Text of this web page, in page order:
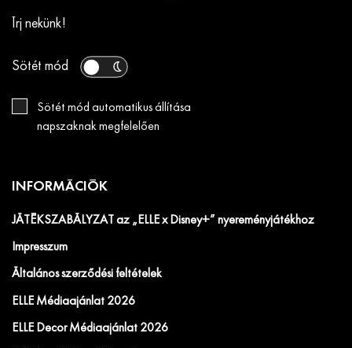
Írj nekünk!
Sötét mód
Sötét mód automatikus állítása
napszaknak megfelelően
INFORMÁCIÓK
JÁTÉKSZABÁLYZAT az „ELLE x Disney+” nyereményjátékhoz
Impresszum
Általános szerződési feltételek
ELLE Médiaajánlat 2026
ELLE Decor Médiaajánlat 2026